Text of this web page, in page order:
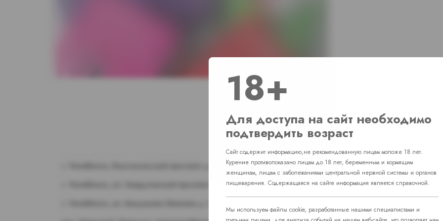
Наличие
г. Челябинск, ул. Свердловский проспект д. 86
18+
Для доступа на сайт необходимо
подтвердить возраст
Сайт содержит информацию,не рекомендованную лицам моложе 18 лет.
Курение противопоказано лицам до 18 лет, беременным и кормящим
женщинам, лицам с заболеваниями центральной нервной системы и органов
пищеварения. Содержащаяся на сайте информация является справочной.
Мы используем файлы cookie, разработанные нашими специалистами и